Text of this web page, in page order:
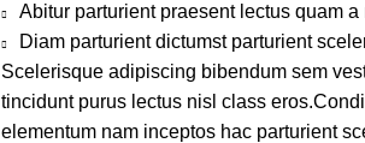
Abitur parturient praesent lectus quam
Diam parturient dictumst parturient
Scelerisque adipiscing bibendum sem
tincidunt purus lectus nisl class
elementum nam inceptos hac parturient